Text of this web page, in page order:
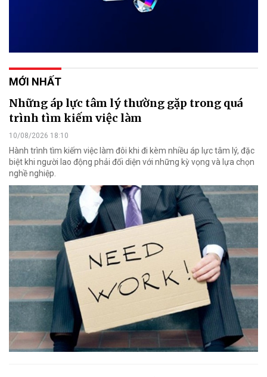
MỚI NHẤT
Những áp lực tâm lý thường gặp trong quá
trình tìm kiếm việc làm
10/08/2026 18:10
Hành trình tìm kiếm việc làm đôi khi đi kèm nhiều áp lực tâm lý, đặc
biệt khi người lao động phải đối diện với những kỳ vọng và lựa chọn
nghề nghiệp.